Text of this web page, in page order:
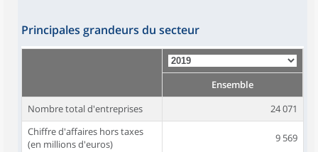
Principales grandeurs du secteur
Ensemble
Nombre total d'entreprises
24 071
Chiffre d'affaires hors taxes
(en millions d'euros)
9 569